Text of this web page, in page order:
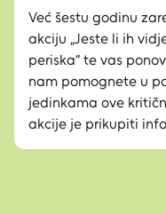
Već šestu godinu
akciju „Jeste li ih
periska“ te vas
nam pomognete u
jedinkama ove
akcije je prikupiti